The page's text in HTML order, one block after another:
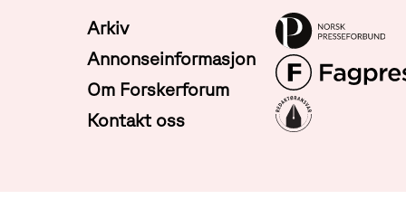
Arkiv
Annonseinformasjon
Om Forskerforum
Kontakt oss